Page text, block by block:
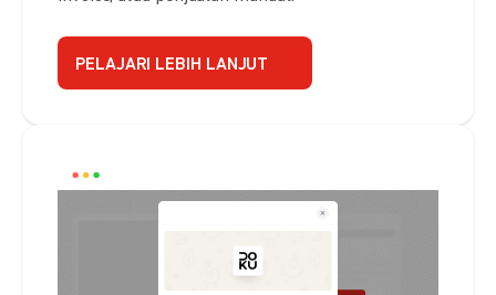
PELAJARI LEBIH LANJUT